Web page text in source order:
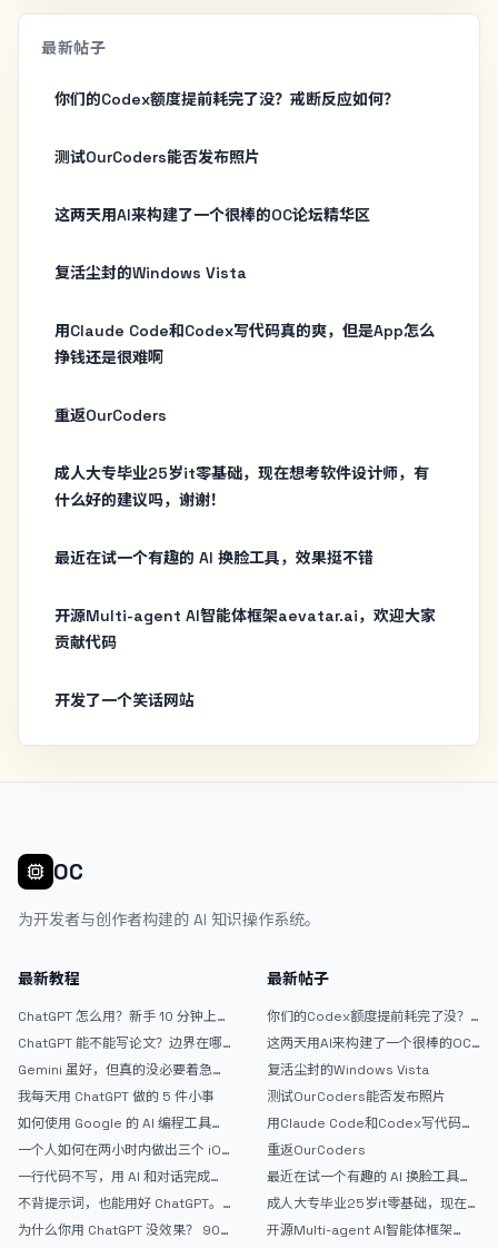
最新帖子
你们的Codex额度提前耗完了没？戒断反应如何？
测试OurCoders能否发布照片
这两天用AI来构建了一个很棒的OC论坛精华区
复活尘封的Windows Vista
用Claude Code和Codex写代码真的爽，但是App怎么
挣钱还是很难啊
重返OurCoders
成人大专毕业25岁it零基础，现在想考软件设计师，有
什么好的建议吗，谢谢！
最近在试一个有趣的 AI 换脸工具，效果挺不错
开源Multi-agent AI智能体框架aevatar.ai，欢迎大家
贡献代码
开发了一个笑话网站
OC
为开发者与创作者构建的 AI 知识操作系统。
最新教程
ChatGPT 怎么用？新手 10 分钟上手
ChatGPT 能不能写论文？边界在哪
Gemini 虽好，但真的没必要着急放
弃 ChatGPT
我每天用 ChatGPT 做的 5 件小事
如何使用 Google 的 AI 编程工具
AntiGravity：独立开发者的新时代
武器
一个人如何在两小时内做出三个 iOS
APP？｜AntiGravity + Gemini 3 实
战完整记录
一行代码不写，用 AI 和对话完成一
个完整网站：《图书天堂》实战记录
不背提示词，也能用好 ChatGPT。
一个万能提问模板
为什么你用 ChatGPT 没效果？ 90%
最新帖子
你们的Codex额度提前耗完了没？
戒断反应如何？
这两天用AI来构建了一个很棒的OC
论坛精华区
复活尘封的Windows Vista
测试OurCoders能否发布照片
用Claude Code和Codex写代码真
的爽，但是App怎么挣钱还是很难啊
重返OurCoders
最近在试一个有趣的 AI 换脸工具，
效果挺不错
成人大专毕业25岁it零基础，现在想
考软件设计师，有什么好的建议吗，
谢谢！
开源Multi-agent AI智能体框架